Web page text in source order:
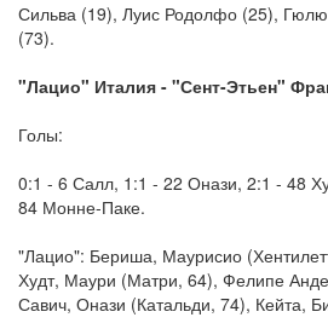
Сильва (19), Луис Родолфо (25),
(73).
"Лацио" Италия - "Сент-Этьен"
Голы:
0:1 - 6 Салл, 1:1 - 22 Онази, 2:1 - 48
84 Монне-Паке.
"Лацио": Бериша, Маурисио
Худт, Маури (Матри, 64), Фелипе
Савич, Онази (Катальди, 74), Кейта,